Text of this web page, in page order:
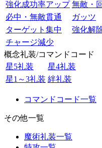
強化成功率アップ 無敵・
必中・無敵貫通
ガッツ
ターゲット集中
強化解
チャージ減少
概念礼装/コマンドコード
星5礼装
星4礼装
星1～3礼装 絆礼装
コマンドコード一覧
その他一覧
魔術礼装一覧